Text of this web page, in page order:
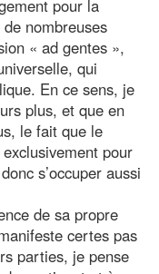
pour la
nombreuses
« ad gentes »,
qui
En ce sens, je
plus, et que en
le fait que le
pour
s’occuper aussi
de sa propre
certes pas
parties, je pense